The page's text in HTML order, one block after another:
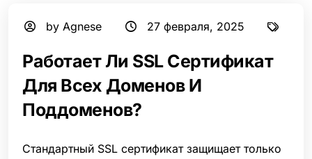
by Agnese 27 февраля, 2025
Работает Ли SSL Сертификат
Для Всех Доменов И
Поддоменов?
Стандартный SSL сертификат защищает только